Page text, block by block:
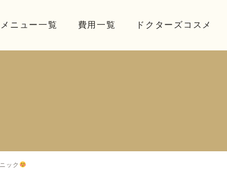
ニュー一覧 費用一覧 ドクターズコスメ
ック